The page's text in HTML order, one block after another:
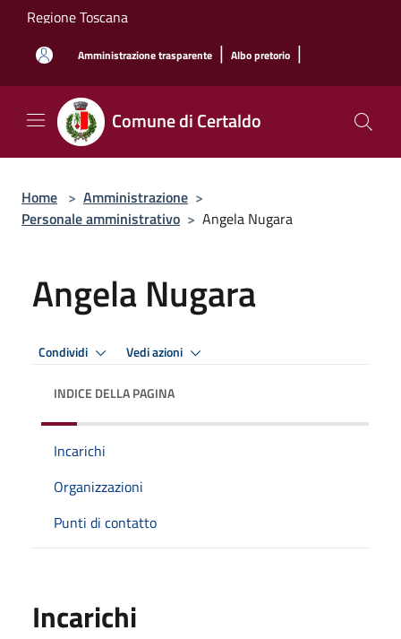
Salta al contenuto principale
Regione Toscana
Amministrazione trasparente | Albo pretorio |
Comune di Certaldo
Home > Amministrazione >
Personale amministrativo > Angela Nugara
Angela Nugara
Condividi Vedi azioni
INDICE DELLA PAGINA
Incarichi
Organizzazioni
Punti di contatto
Incarichi